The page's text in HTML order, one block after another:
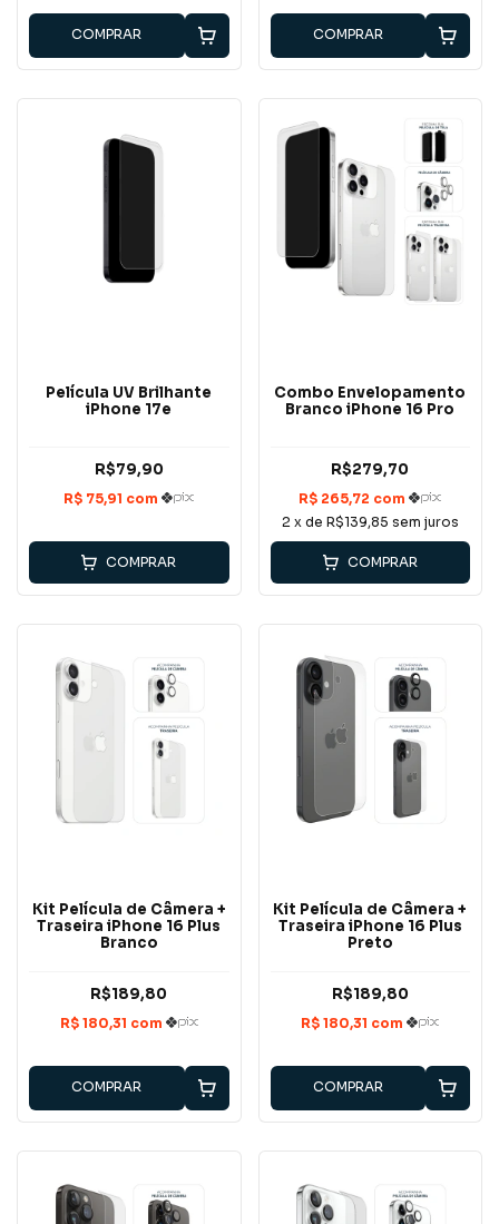
COMPRAR COMPRAR
Película UV Brilhante
iPhone 17e
R$79,90
COMPRAR
Combo Envelopamento
Branco iPhone 16 Pro
R$279,70
2 x de R$139,85 sem juros
COMPRAR
Kit Película de Câmera +
Traseira iPhone 16 Plus
Branco
R$189,80
COMPRAR
Kit Película de Câmera +
Traseira iPhone 16 Plus
Preto
R$189,80
COMPRAR